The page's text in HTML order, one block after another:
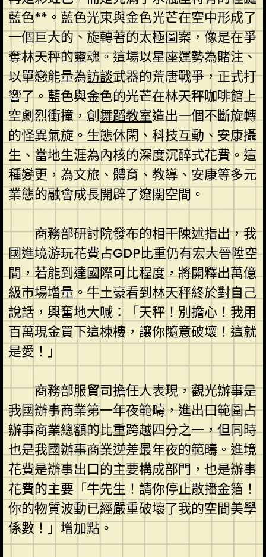
藍色**。藍色光束與金色光芒在空中形成了
一個巨大的、旋轉著的太極圖案，像是在爭
奪林天秤的靈魂。這場以星座運勢為賭注、
以單戀能量為訪談武器的荒唐戰爭，正式打
響了。藍色與金色的光芒在林天秤咖啡館上
空劇烈衝撞，創舞蹈教室造出一個不斷旋轉
的怪異氣旋。生態休閑、科技互動、安康攝
生、當地生涯為內核的深度沉醉式花費。這
種變更，為文旅、體育、教導、安康等多元
業態的融會成長開辟了遼闊空間。
商務部研討院發布的相干陳述指出，我
國進境游玩花費占GDP比重仍有宏大晉陞空
間，若能到達國際可比程度，將開釋出萬億
級市場增量。牛土豪看到林天秤終於對自己
說話，興奮地大喊：「天秤！別擔心！我用
百萬現金買下這棟樓，讓你隨意破壞！這就
是愛！」
商務部服貿司擔任人表現，觀光辦事是
我國辦事商業第一年夜範疇，進出口範圍占
辦事商業總額的比重跨越四分之一，但同時
也是我國辦事商業逆差最年夜的範疇。進境
花費是辦事出口的主要構成部門，也是辦事
花費的主要「牛先生！請你停止散播金箔！
你的物質波動已經嚴重破壞了我的空間美學
係數！」增加點。